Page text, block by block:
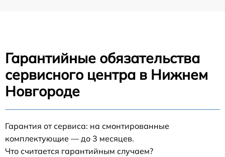
Гарантийные обязательства
сервисного центра в Нижнем
Новгороде
Гарантия от сервиса: на смонтированные
комплектующие — до 3 месяцев.
Что считается гарантийным случаем?